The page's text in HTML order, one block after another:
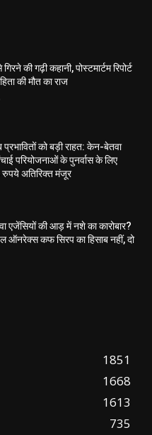
की गढ़ी कहानी, पोस्टमार्टम रिपोर्ट
की मौत का राज
को बड़ी राहत: केन-बेतवा
परियोजनाओं के पुनर्वास के लिए
अतिरिक्त मंजूर
एजेंसियों की आड़ में नशे का कारोबार?
ऑनरेक्स कफ सिरप का हिसाब नहीं, दो
1851
1668
1613
735